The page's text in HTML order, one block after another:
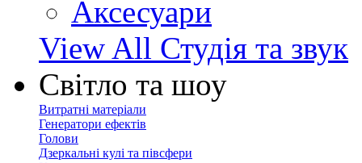
Аксесуари
View All Студія та звук
Світло та шоу
Витратні матеріали
Генератори ефектів
Голови
Дзеркальні кулі та півсфери